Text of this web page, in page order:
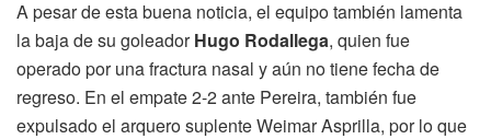
A pesar de esta buena noticia, el equipo también lamenta
la baja de su goleadorHugo Rodallega, quien fue
operado por una fractura nasal y aún no tiene fecha de
regreso. En el empate 2-2 ante Pereira, también fue
expulsado el arquero suplente Weimar Asprilla, por lo que